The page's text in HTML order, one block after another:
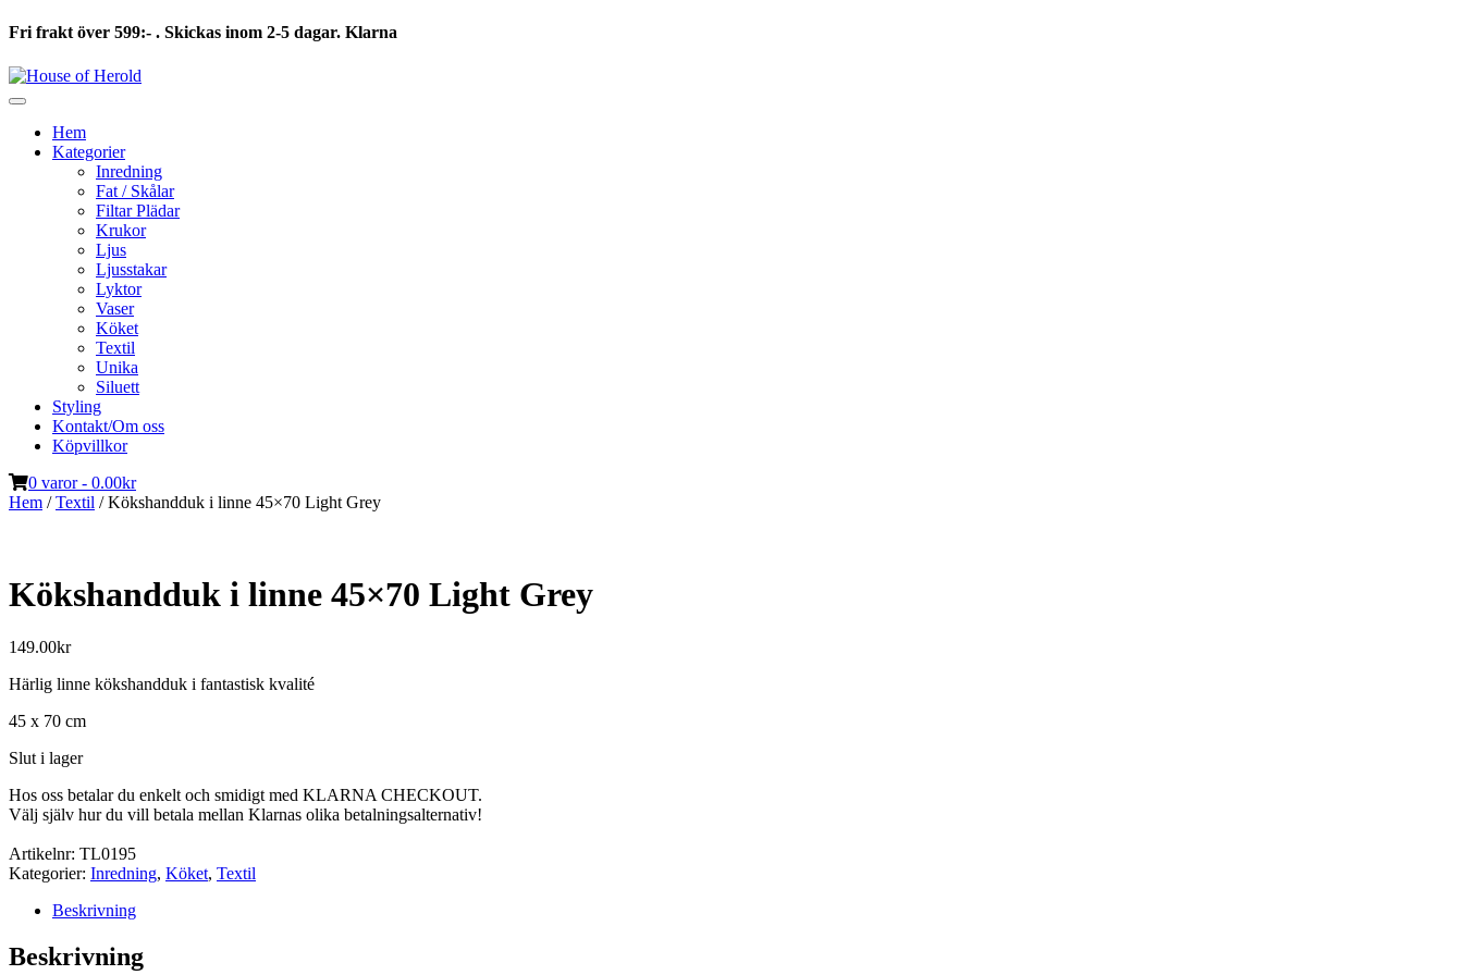
Fri frakt över 599:- . Skickas inom 2-5 dagar. Klarna
Hoppa
till
Hem
Kategorier
Inredning
Fat / Skålar
Filtar Plädar
Krukor
Ljus
Ljusstakar
Lyktor
Vaser
Köket
Textil
Unika
Siluett
Styling
Kontakt/Om oss
Köpvillkor
0 varor - 0.00kr
Hem /Textil / Kökshandduk i linne 45×70 Light Grey
Kökshandduk i linne 45×70 Light Grey
149.00kr
Härlig linne kökshandduk i fantastisk kvalité
45 x 70 cm
Slut i lager
Hos oss betalar du enkelt och smidigt med KLARNA CHECKOUT.
Välj själv hur du vill betala mellan Klarnas olika betalningsalternativ!
Artikelnr: TL0195
Kategorier: Inredning, Köket, Textil
Beskrivning
Beskrivning